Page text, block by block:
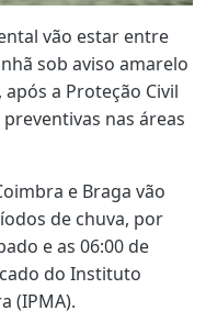
vão estar entre
sob aviso amarelo
a Proteção Civil
nas áreas
e Braga vão
de chuva, por
e as 06:00 de
do Instituto
(IPMA).